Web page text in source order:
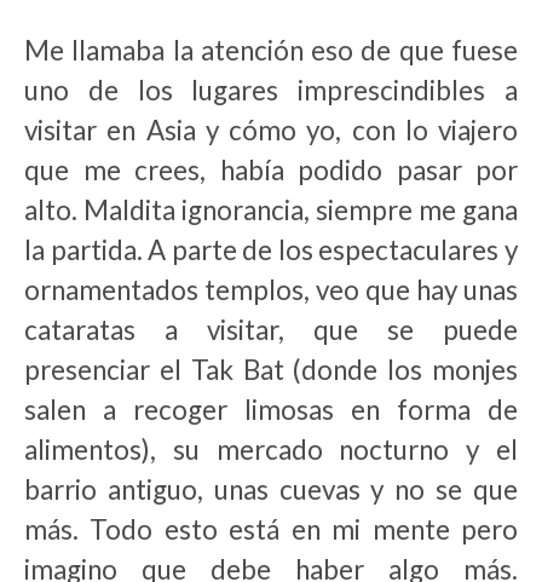
Me llamaba la atención eso de que fuese
uno de los lugares imprescindibles a
visitar en Asia y cómo yo, con lo viajero
que me crees, había podido pasar por
alto. Maldita ignorancia, siempre me gana
la partida. A parte de los espectaculares y
ornamentados templos, veo que hay unas
cataratas a visitar, que se puede
presenciar el Tak Bat (donde los monjes
salen a recoger limosas en forma de
alimentos), su mercado nocturno y el
barrio antiguo, unas cuevas y no se que
más. Todo esto está en mi mente pero
imagino que debe haber algo más.